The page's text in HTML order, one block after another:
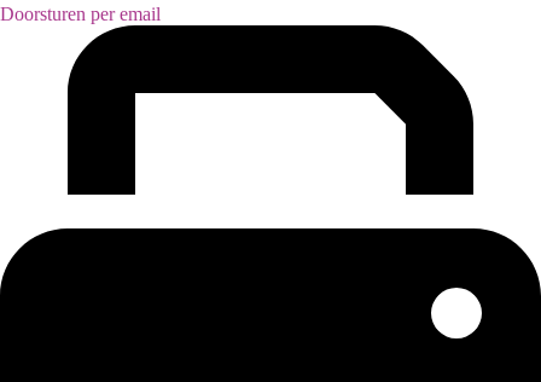
Doorsturen per email